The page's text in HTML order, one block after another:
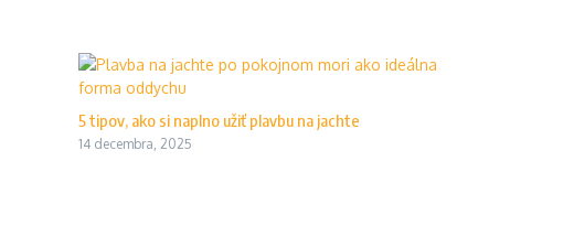
5 tipov, ako si naplno užiť plavbu na jachte
14 decembra, 2025